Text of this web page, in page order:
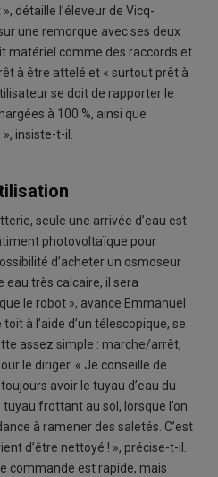
détaille l’éleveur de Vicq-
une remorque avec ses deux
matériel comme des raccords et
à être attelé et « surtout prêt à
se doit de rapporter le
à 100 %, ainsi que
insiste-t-il.
seule une arrivée d’eau est
photovoltaïque pour
d’acheter un osmoseur
eau très calcaire, il sera
le robot », avance Emmanuel
à l’aide d’un télescopique, se
assez simple : marche/arrêt,
le diriger. « Je conseille de
avoir le tuyau d’eau du
frottant au sol, lorsque l’on
à ramener des saletés. C’est
d’être nettoyé ! », précise-t-il.
commande est rapide, mais